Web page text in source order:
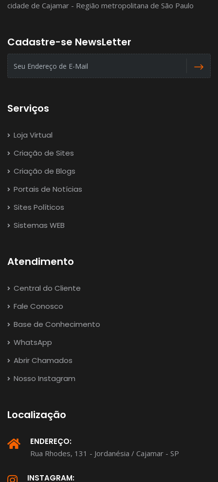
cidade de Cajamar - Região metropolitana de São Paulo
Cadastre-se NewsLetter
Serviços
Loja Virtual
Criação de Sites
Criação de Blogs
Portais de Notícias
Sites Políticos
Sistemas WEB
Atendimento
Central do Cliente
Fale Conosco
Base de Conhecimento
WhatsApp
Abrir Chamados
Nosso Instagram
Localização
ENDEREÇO:
Rua Rhodes, 131 - Jordanésia / Cajamar - SP
INSTAGRAM: